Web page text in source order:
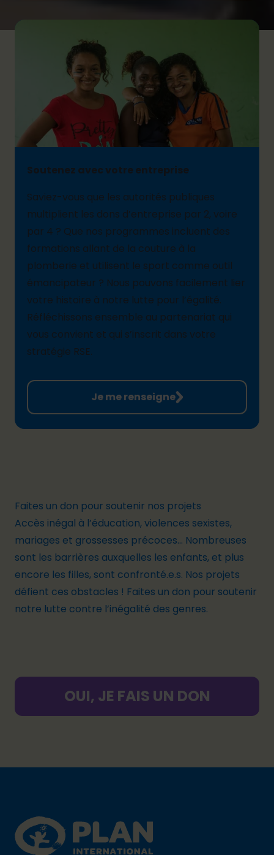
Soutenez avec votre entreprise
Saviez-vous que les autorités publiques
multiplient les dons d’entreprise par 2, voire
par 4 ? Que nos programmes incluent des
formations allant de la couture à la
plomberie et utilisent le sport comme outil
émancipateur ? Nous pouvons facilement lier
votre histoire à notre lutte pour l’égalité.
Réfléchissons ensemble au partenariat qui
vous convient et qui s’inscrit dans votre
stratégie RSE.
Je me renseigne
Faites un don pour soutenir nos projets
Accès inégal à l’éducation, violences sexistes,
mariages et grossesses précoces... Nombreuses
sont les barrières auxquelles les enfants, et plus
encore les filles, sont confronté.e.s. Nos projets
défient ces obstacles ! Faites un don pour soutenir
notre lutte contre l’inégalité des genres.
OUI, JE FAIS UN DON
Plan International logo